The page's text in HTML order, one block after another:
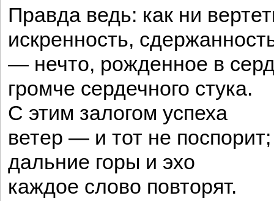
Правда ведь: как ни
искренность,
— нечто, рожденное в
громче сердечного стука.
С этим залогом успеха
ветер — и тот не поспорит;
дальние горы и эхо
каждое слово повторят.